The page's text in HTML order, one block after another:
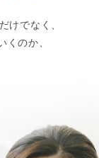
けでなく、
のか、
けでなく、
のか、